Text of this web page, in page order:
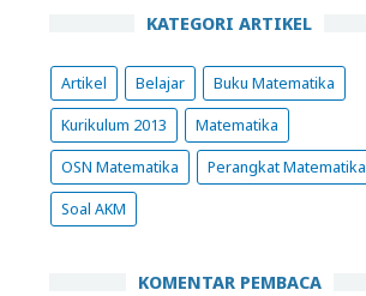
KATEGORI ARTIKEL
Artikel Belajar
Buku Matematika
Kurikulum 2013
Matematika
OSN Matematika
Perangkat Matematika
Soal AKM
KOMENTAR PEMBACA